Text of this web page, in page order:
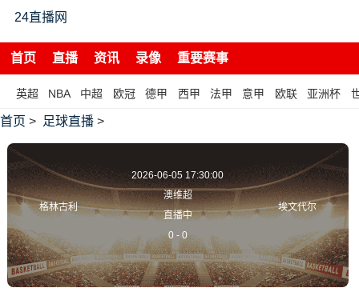
24直播网
首页 直播 资讯 录像 重要赛事
英超 NBA 中超 欧冠 德甲 西甲 法甲 意甲 欧联 亚洲杯
首页 > 足球直播 >
格林古利
2026-06-05 17:30:00
澳维超
直播中
0 - 0
埃文代尔